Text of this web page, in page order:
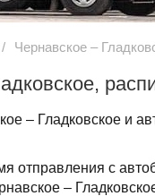
Чернавское –
– Гладковское и
отправления с
–